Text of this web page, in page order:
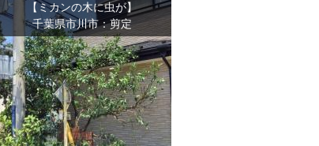
【ミカンの木に虫が】
千葉県市川市：剪定